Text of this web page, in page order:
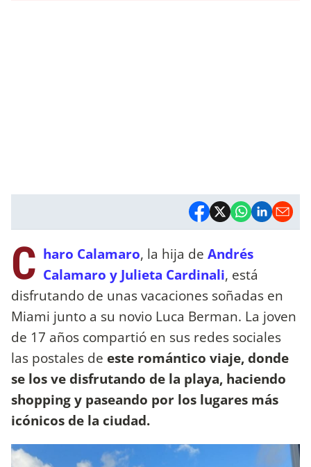
C haro Calamaro, la hija de Andrés
Calamaro y Julieta Cardinali, está
disfrutando de unas vacaciones soñadas en
Miami junto a su novio Luca Berman. La joven
de 17 años compartió en sus redes sociales
las postales de este romántico viaje, donde
se los ve disfrutando de la playa, haciendo
shopping y paseando por los lugares más
icónicos de la ciudad.